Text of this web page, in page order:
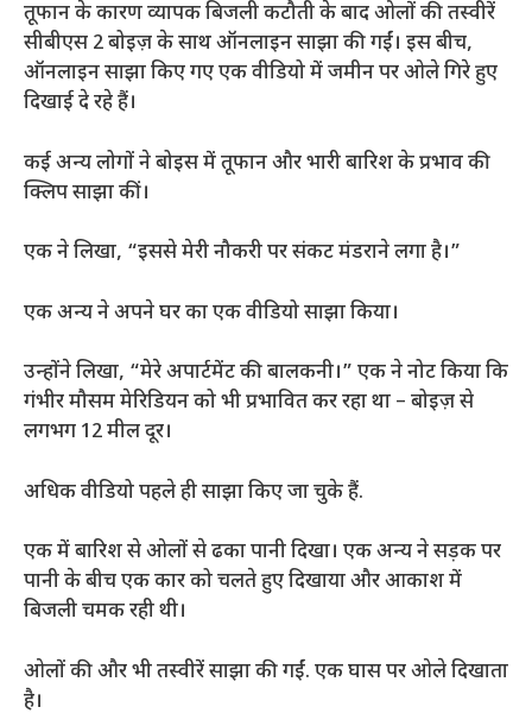
तूफान के कारण व्यापक बिजली कटौती के बाद ओलों की तस्वीरें
सीबीएस 2 बोइज़ के साथ ऑनलाइन साझा की गईं। इस बीच,
ऑनलाइन साझा किए गए एक वीडियो में जमीन पर ओले गिरे हुए
दिखाई दे रहे हैं।
कई अन्य लोगों ने बोइस में तूफान और भारी बारिश के प्रभाव की
क्लिप साझा कीं।
एक ने लिखा, “इससे मेरी नौकरी पर संकट मंडराने लगा है।”
एक अन्य ने अपने घर का एक वीडियो साझा किया।
उन्होंने लिखा, “मेरे अपार्टमेंट की बालकनी।” एक ने नोट किया कि
गंभीर मौसम मेरिडियन को भी प्रभावित कर रहा था – बोइज़ से
लगभग 12 मील दूर।
अधिक वीडियो पहले ही साझा किए जा चुके हैं.
एक में बारिश से ओलों से ढका पानी दिखा। एक अन्य ने सड़क पर
पानी के बीच एक कार को चलते हुए दिखाया और आकाश में
बिजली चमक रही थी।
ओलों की और भी तस्वीरें साझा की गईं. एक घास पर ओले दिखाता
है।